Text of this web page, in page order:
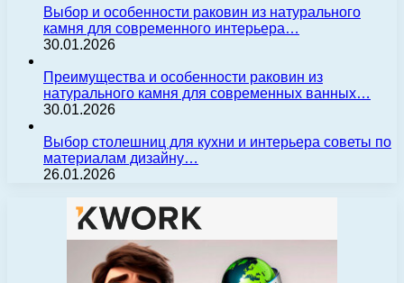
Выбор и особенности раковин из натурального
камня для современного интерьера…
30.01.2026
Преимущества и особенности раковин из
натурального камня для современных ванных…
30.01.2026
Выбор столешниц для кухни и интерьера советы по
материалам дизайну…
26.01.2026